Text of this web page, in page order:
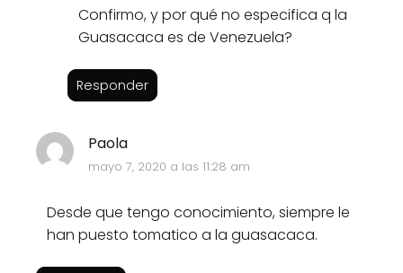
Confirmo, y por qué no especifica q la
Guasacaca es de Venezuela?
Responder
Paola
mayo 7, 2020 a las 11:28 am
Desde que tengo conocimiento, siempre le
han puesto tomatico a la guasacaca.